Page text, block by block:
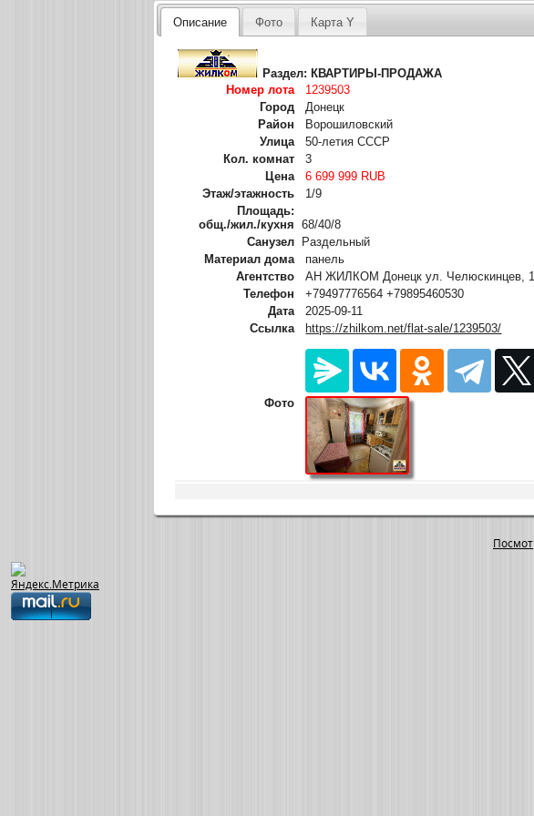
Описание Фото Карта Y
Раздел:КВАРТИРЫ-ПРОДАЖА
Номер лота
1239503
Город
Донецк
Район
Ворошиловский
Улица
50-летия СССР
Кол. комнат
3
Цена
6 699 999 RUB
Этаж/этажность
1/9
Площадь:
общ./жил./кухня
68/40/8
Санузел Раздельный
Материал дома
панель
Агентство
АН ЖИЛКОМ Донецк ул. Челюскинцев,
Телефон
+79497776564 +79895460530
Дата
2025-09-11
Ссылка
https://zhilkom.net/flat-sale/1239503/
Фото